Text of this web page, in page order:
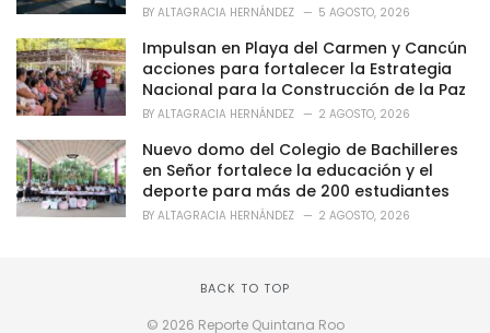
BY ALTAGRACIA HERNÁNDEZ 5 AGOSTO, 2026
Impulsan en Playa del Carmen y Cancún
acciones para fortalecer la Estrategia
Nacional para la Construcción de la Paz
BY ALTAGRACIA HERNÁNDEZ 2 AGOSTO, 2026
Nuevo domo del Colegio de Bachilleres
en Señor fortalece la educación y el
deporte para más de 200 estudiantes
BY ALTAGRACIA HERNÁNDEZ 2 AGOSTO, 2026
BACK TO TOP
© 2026 Reporte Quintana Roo